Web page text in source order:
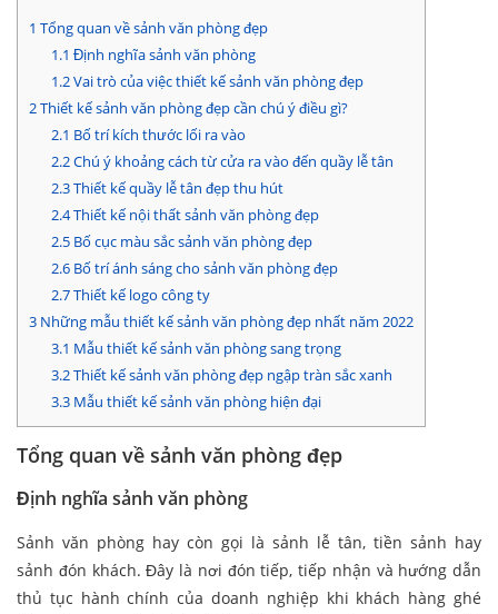
1 Tổng quan về sảnh văn phòng đẹp
1.1 Định nghĩa sảnh văn phòng
1.2Vai trò của việc thiết kế sảnh văn phòng đẹp
2Thiết kế sảnh văn phòng đẹp cần chú ý điều gì?
2.1 Bố trí kích thước lối ra vào
2.2Chú ý khoảng cách từ cửa ra vào đến quầy lễ tân
2.3Thiết kế quầy lễ tân đẹp thu hút
2.4Thiết kế nội thất sảnh văn phòng đẹp
2.5Bố cục màu sắc sảnh văn phòng đẹp
2.6Bố trí ánh sáng cho sảnh văn phòng đẹp
2.7Thiết kế logo công ty
3 Những mẫu thiết kế sảnh văn phòng đẹp nhất năm 2022
3.1 Mẫu thiết kế sảnh văn phòng sang trọng
3.2Thiết kế sảnh văn phòng đẹp ngập tràn sắc xanh
3.3Mẫu thiết kế sảnh văn phòng hiện đại
Tổng quan về sảnh văn phòng đẹp
Định nghĩa sảnh văn phòng
Sảnh văn phòng hay còn gọi là sảnh lễ tân, tiền sảnh hay
sảnh đón khách. Đây là nơi đón tiếp, tiếp nhận và hướng dẫn
thủ tục hành chính của doanh nghiệp khi khách hàng ghé